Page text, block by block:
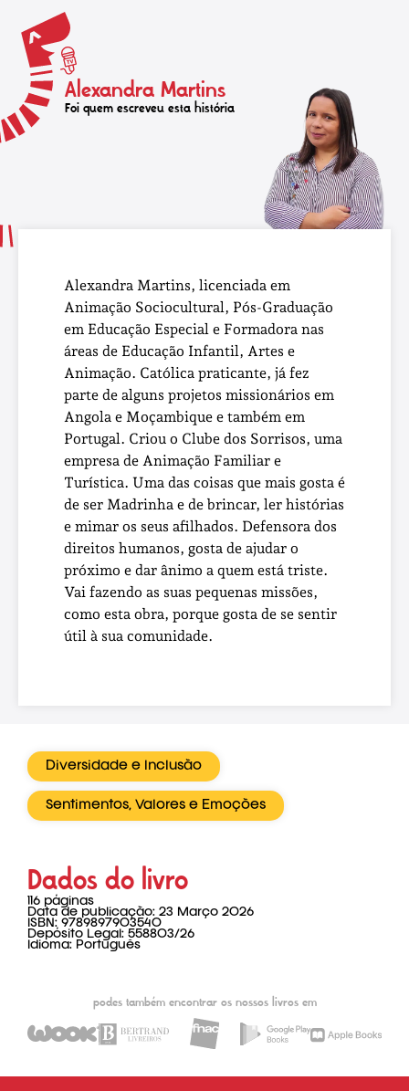
Alexandra Martins
Foi quem escreveu esta história
Alexandra Martins, licenciada em
Animação Sociocultural, Pós-Graduação
em Educação Especial e Formadora nas
áreas de Educação Infantil, Artes e
Animação. Católica praticante, já fez
parte de alguns projetos missionários em
Angola e Moçambique e também em
Portugal. Criou o Clube dos Sorrisos, uma
empresa de Animação Familiar e
Turística. Uma das coisas que mais gosta é
de ser Madrinha e de brincar, ler histórias
e mimar os seus afilhados. Defensora dos
direitos humanos, gosta de ajudar o
próximo e dar ânimo a quem está triste.
Vai fazendo as suas pequenas missões,
como esta obra, porque gosta de se sentir
útil à sua comunidade.
Diversidade e Inclusão
Sentimentos, Valores e Emoções
Dados do livro
116 páginas
Data de publicação: 23 Março 2026
ISBN: 9789897903540
Depósito Legal: 558803/26
Idioma: Português
podes também encontrar os nossos livros em